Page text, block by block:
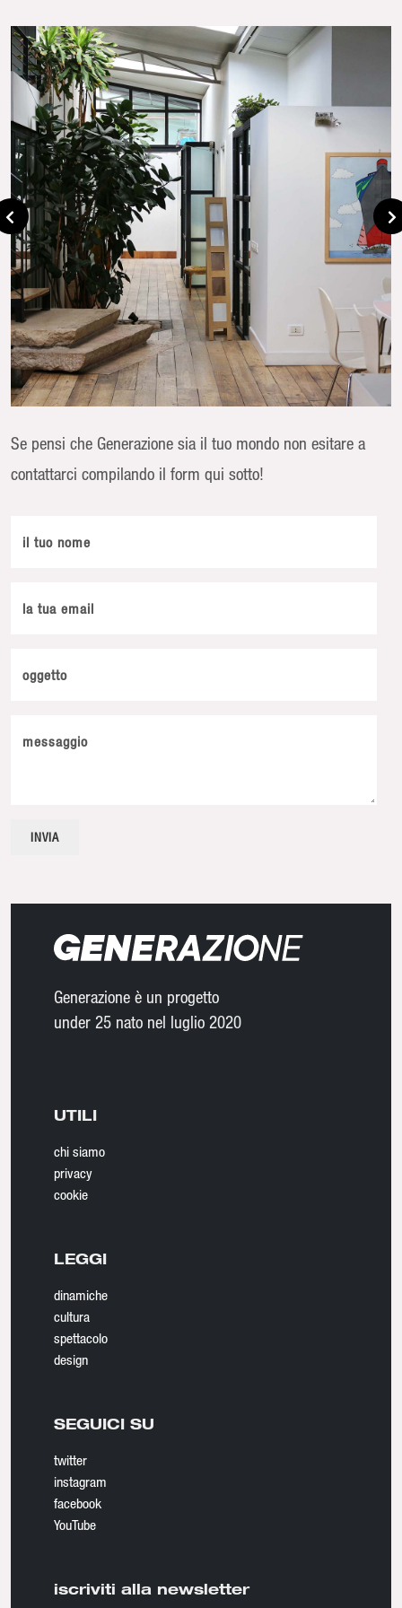
Se pensi che Generazione sia il tuo mondo non esitare a
contattarci compilando il form qui sotto!
il tuo nome
la tua email
oggetto
messaggio
Generazione è un progetto
under 25 nato nel luglio 2020
UTILI
chi siamo
privacy
cookie
LEGGI
dinamiche
cultura
spettacolo
design
SEGUICI SU
twitter
instagram
facebook
YouTube
iscriviti alla newsletter